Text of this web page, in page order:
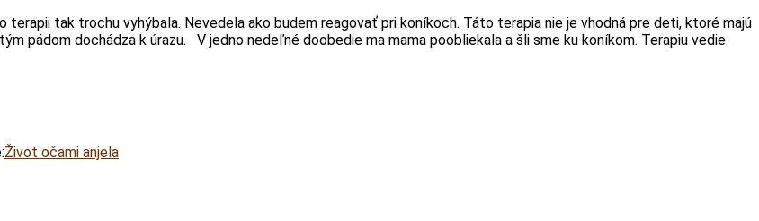
tak trochu vyhýbala. Nevedela ako budem reagovať pri koníkoch. Táto terapia nie je vhodná pre deti, ktoré majú
pádom dochádza k úrazu. V jedno nedeľné doobedie ma mama poobliekala a šli sme ku koníkom. Terapiu vedie
Život očami anjela